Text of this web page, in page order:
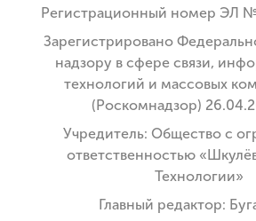
Регистрационный номер ЭЛ
Зарегистрировано
надзору в сфере связи,
технологий и массовых
(Роскомнадзор)
Учредитель: Общество с
ответственностью
Технологии»
Главный редактор: